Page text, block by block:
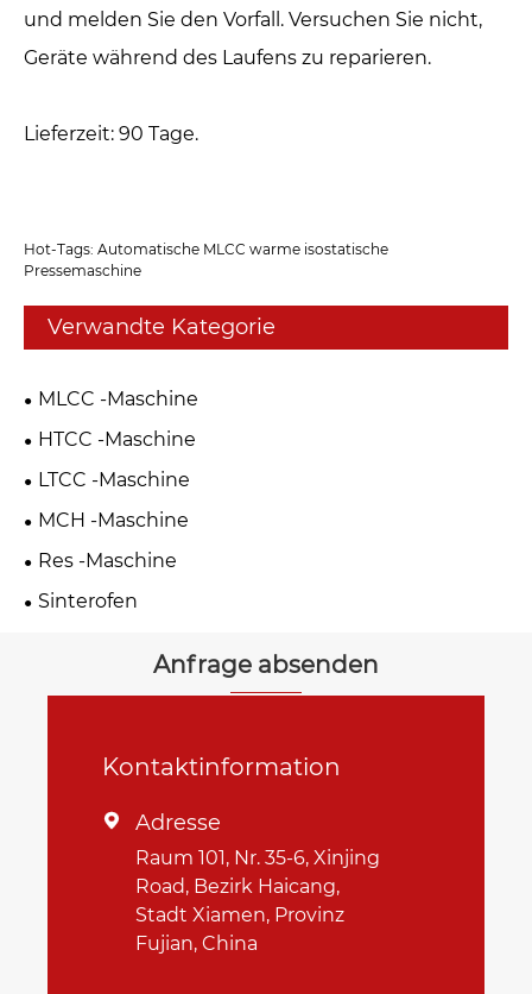
und melden Sie den Vorfall. Versuchen Sie nicht,
Geräte während des Laufens zu reparieren.
Lieferzeit: 90 Tage.
Hot-Tags: Automatische MLCC warme isostatische
Pressemaschine
Verwandte Kategorie
MLCC -Maschine
HTCC -Maschine
LTCC -Maschine
MCH -Maschine
Res -Maschine
Sinterofen
Anfrage absenden
Kontaktinformation
 Adresse
Raum 101, Nr. 35-6, Xinjing
Road, Bezirk Haicang,
Stadt Xiamen, Provinz
Fujian, China